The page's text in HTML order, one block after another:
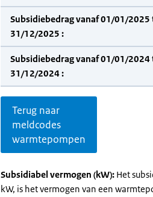
Subsidiebedrag vanaf 01/01/
31/12/2025 :
Subsidiebedrag vanaf 01/01/
31/12/2024 :
Terug naar
meldcodes
warmtepompen
Subsidiabel vermogen (kW): Het
kW, is het vermogen van een